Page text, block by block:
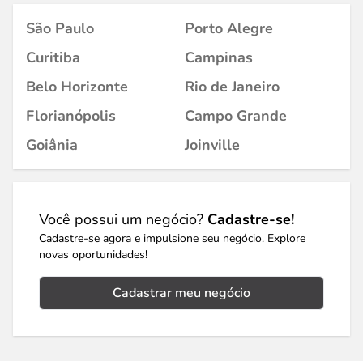
São Paulo
Porto Alegre
Curitiba
Campinas
Belo Horizonte
Rio de Janeiro
Florianópolis
Campo Grande
Goiânia
Joinville
Você possui um negócio? Cadastre-se!
Cadastre-se agora e impulsione seu negócio. Explore
novas oportunidades!
Cadastrar meu negócio